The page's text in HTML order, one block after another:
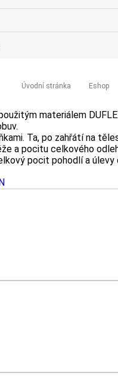
Úvodní stránka Eshop
materiálem
Ta, po zahřátí na
a pocitu celkového
pocit pohodlí a úlevy